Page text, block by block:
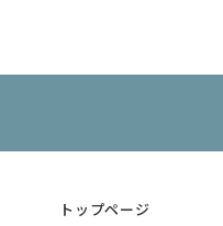
トップページ